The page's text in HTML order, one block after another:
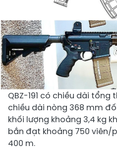
QBZ-191 có chiều dài tổng
chiều dài nòng 368 mm
khối lượng khoảng 3,4 kg
bắn đạt khoảng 750 viên/
400 m.